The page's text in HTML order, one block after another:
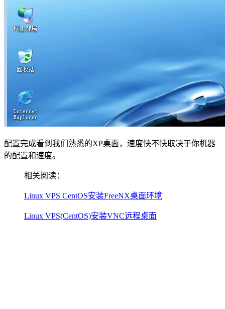
配置完成看到我们熟悉的XP桌面，速度快不快取决于你机器
的配置和速度。
相关阅读：
Linux VPS CentOS安装FreeNX桌面环境
Linux VPS(CentOS)安装VNC远程桌面